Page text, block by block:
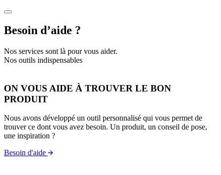
Besoin d’aide ?
Nos services sont là pour vous aider.
Nos outils indispensables
ON VOUS AIDE À TROUVER LE BON
PRODUIT
Nous avons développé un outil personnalisé qui vous permet de
trouver ce dont vous avez besoin. Un produit, un conseil de pose,
une inspiration ?
Besoin d'aide